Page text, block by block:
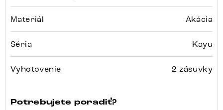
Materiál Akácia
Séria Kayu
Vyhotovenie 2 zásuvky
Potrebujete poradiť?